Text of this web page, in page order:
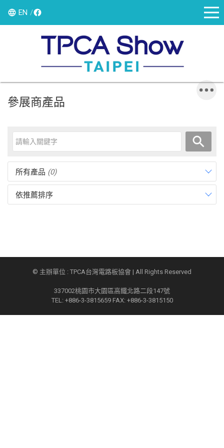
EN
參展商產品
所有產品 (0)
依推薦排序
© 主辦單位 : TPCA台灣電路板協會 | All Rights Reserved
337002桃園市大園區高鐵北路二段147號
TEL: +886-3-3815659 FAX: +886-3-3815150